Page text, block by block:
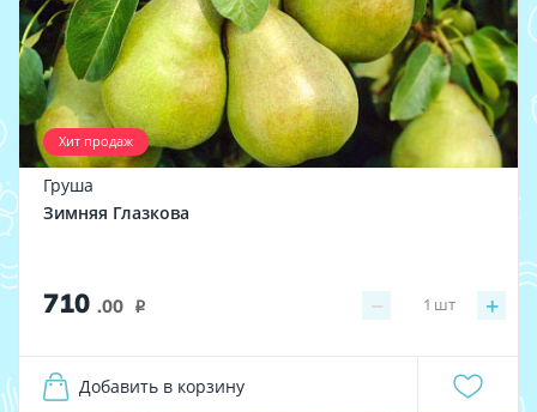
Хит продаж
Груша
Зимняя Глазкова
710 .00 i − +
1 шт
Добавить в корзину